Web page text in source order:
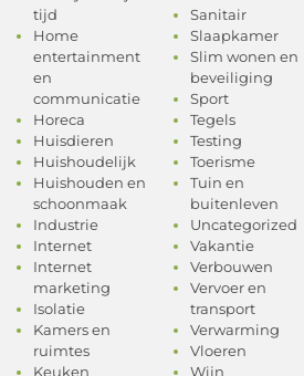
tijd
Home
entertainment
en
communicatie
Horeca
Huisdieren
Huishoudelijk
Huishouden en
schoonmaak
Industrie
Internet
Internet
marketing
Isolatie
Kamers en
ruimtes
Keuken
Sanitair
Slaapkamer
Slim wonen en
beveiliging
Sport
Tegels
Testing
Toerisme
Tuin en
buitenleven
Uncategorized
Vakantie
Verbouwen
Vervoer en
transport
Verwarming
Vloeren
Wijn